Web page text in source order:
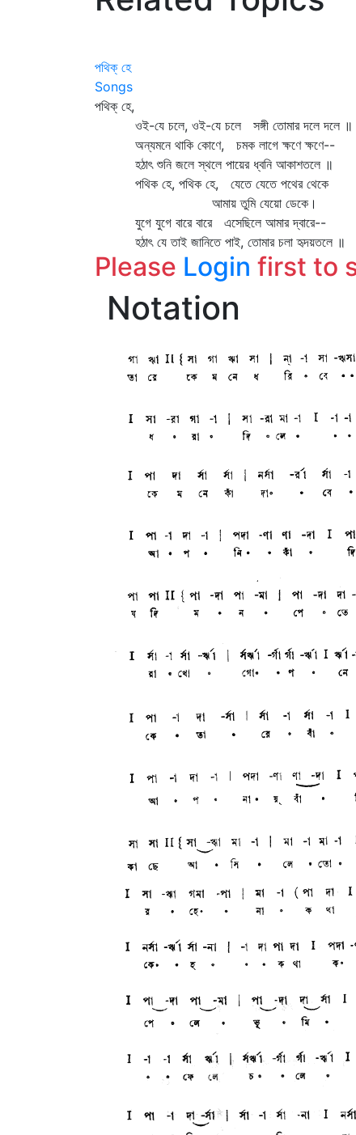
পথিক্ হে
Songs
পথিক্‌ হে,
ওই-যে চলে, ওই-যে চলে সঙ্গী তোমার দলে দলে ॥
অন্যমনে থাকি কোণে, চমক লাগে ক্ষণে ক্ষণে--
হঠাৎ শুনি জলে স্থলে পায়ের ধ্বনি আকাশতলে ॥
পথিক হে, পথিক হে, যেতে যেতে পথের থেকে
আমায় তুমি যেয়ো ডেকে।
যুগে যুগে বারে বারে এসেছিলে আমার দ্বারে--
হঠাৎ যে তাই জানিতে পাই, তোমার চলা হৃদয়তলে ॥
Please Login first to
Notation